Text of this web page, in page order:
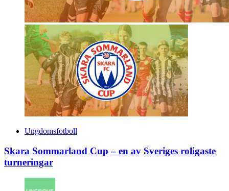
Ungdomsfotboll
Skara Sommarland Cup – en av Sveriges roligaste
turneringar